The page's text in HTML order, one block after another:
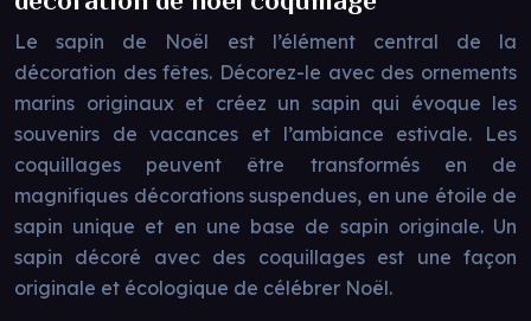
Le sapin de Noël est l’élément central de la
décoration des fêtes. Décorez-le avec des ornements
marins originaux et créez un sapin qui évoque les
souvenirs de vacances et l’ambiance estivale. Les
coquillages peuvent être transformés en de
magnifiques décorations suspendues, en une étoile de
sapin unique et en une base de sapin originale. Un
sapin décoré avec des coquillages est une façon
originale et écologique de célébrer Noël.